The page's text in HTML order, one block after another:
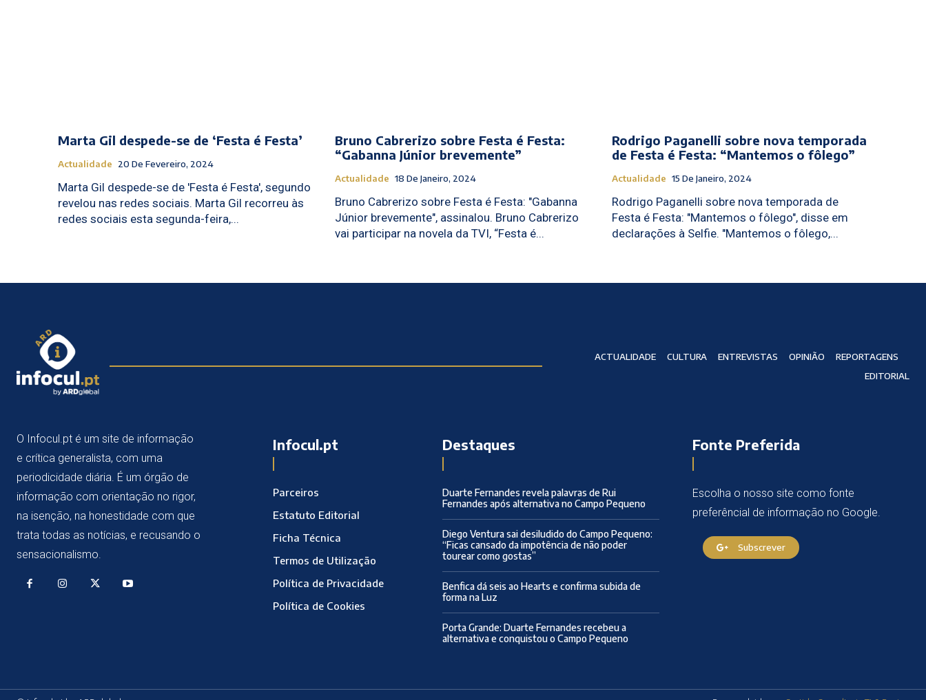
Marta Gil despede-se de ‘Festa é Festa’
Actualidade 20 De Fevereiro, 2024
Marta Gil despede-se de 'Festa é Festa', segundo
revelou nas redes sociais. Marta Gil recorreu às
redes sociais esta segunda-feira,...
Bruno Cabrerizo sobre Festa é Festa:
“Gabanna Júnior brevemente”
Actualidade 18 De Janeiro, 2024
Bruno Cabrerizo sobre Festa é Festa: "Gabanna
Júnior brevemente", assinalou. Bruno Cabrerizo
vai participar na novela da TVI, “Festa é...
Rodrigo Paganelli sobre nova temporada
de Festa é Festa: “Mantemos o fôlego”
Actualidade 15 De Janeiro, 2024
Rodrigo Paganelli sobre nova temporada de
Festa é Festa: "Mantemos o fôlego", disse em
declarações à Selfie. "Mantemos o fôlego,...
ACTUALIDADE CULTURA ENTREVISTAS OPINIÃO
REPORTAGENS
EDITORIAL
O Infocul.pt é um site de informação
e crítica generalista, com uma
periodicidade diária. É um órgão de
informação com orientação no rigor,
na isenção, na honestidade com que
trata todas as notícias, e recusando o
sensacionalismo.
Infocul.pt
Parceiros
Estatuto Editorial
Ficha Técnica
Termos de Utilização
Política de Privacidade
Política de Cookies
Destaques
Duarte Fernandes revela palavras de Rui
Fernandes após alternativa no Campo Pequeno
Diego Ventura sai desiludido do Campo Pequeno:
“Ficas cansado da impotência de não poder
tourear como gostas”
Benfica dá seis ao Hearts e confirma subida de
forma na Luz
Porta Grande: Duarte Fernandes recebeu a
alternativa e conquistou o Campo Pequeno
Fonte Preferida
Escolha o nosso site como fonte
preferêncial de informação no Google.
Subscrever